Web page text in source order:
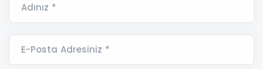
Adınız *
E-Posta Adresiniz *